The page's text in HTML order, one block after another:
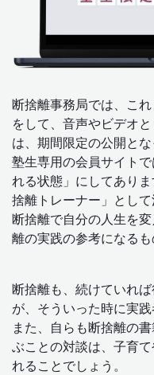
断捨離事務局では、こ
をして、音声やビデオ
は、期間限定の公開と
塾生専用の会員サイト
れる状態」にしてあり
捨離トレーナー」とし
断捨離で自分の人生を
離の実践の参考になるも
断捨離も、続けていれ
が、そういった時に実
また、自らも断捨離の
ぶことの対談は、子育
れることでしょう。